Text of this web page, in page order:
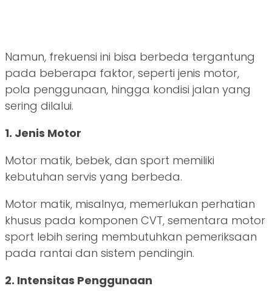
Namun, frekuensi ini bisa berbeda tergantung
pada beberapa faktor, seperti jenis motor,
pola penggunaan, hingga kondisi jalan yang
sering dilalui.
1. Jenis Motor
Motor matik, bebek, dan sport memiliki
kebutuhan servis yang berbeda.
Motor matik, misalnya, memerlukan perhatian
khusus pada komponen CVT, sementara motor
sport lebih sering membutuhkan pemeriksaan
pada rantai dan sistem pendingin.
2. Intensitas Penggunaan